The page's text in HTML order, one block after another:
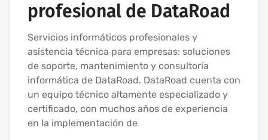
profesional de DataRoad
Servicios informáticos profesionales y
asistencia técnica para empresas: soluciones
de soporte, mantenimiento y consultoría
informática de DataRoad. DataRoad cuenta con
un equipo técnico altamente especializado y
certificado, con muchos años de experiencia
en la implementación de